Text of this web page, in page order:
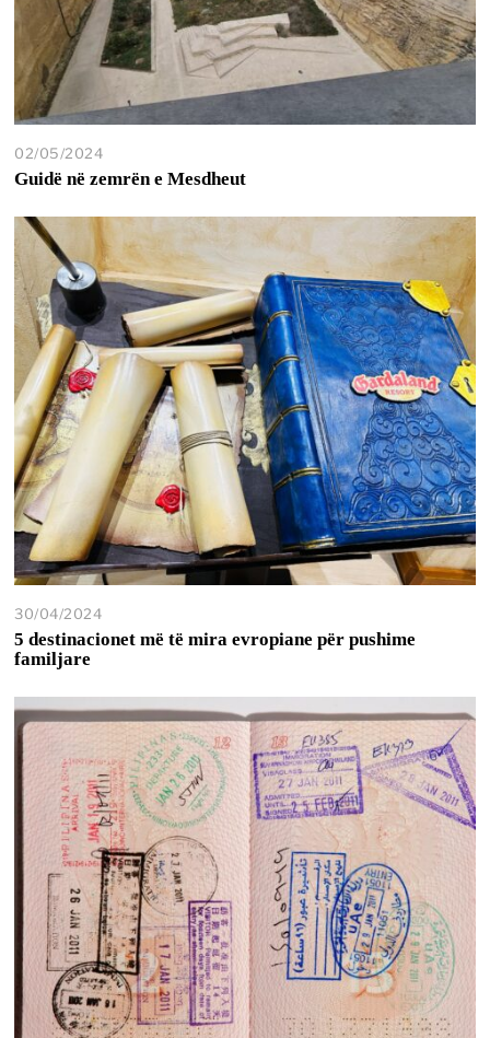
02/05/2024
Guidë në zemrën e Mesdheut
30/04/2024
5 destinacionet më të mira evropiane për pushime
familjare